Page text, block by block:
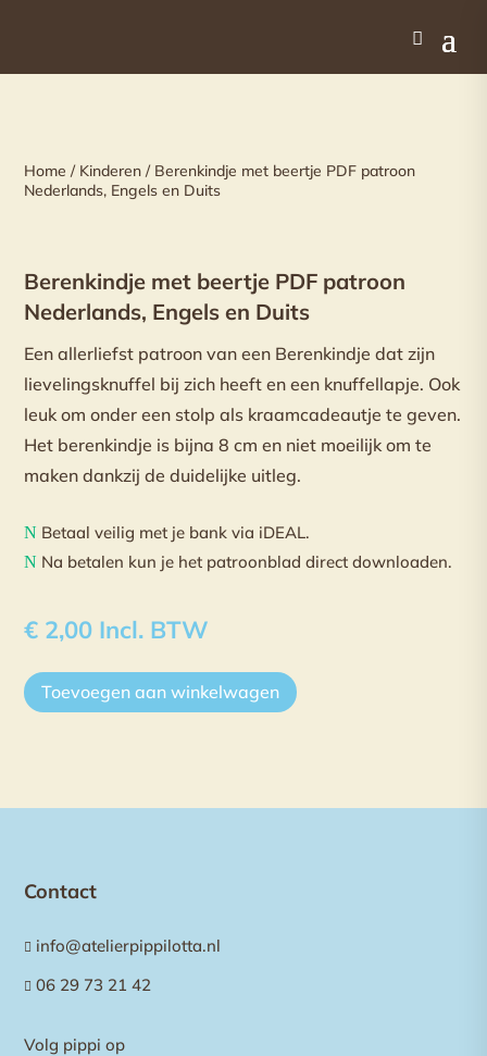
Home / Kinderen / Berenkindje met beertje PDF patroon
Nederlands, Engels en Duits
Berenkindje met beertje PDF patroon
Nederlands, Engels en Duits
Een allerliefst patroon van een Berenkindje dat zijn
lievelingsknuffel bij zich heeft en een knuffellapje. Ook
leuk om onder een stolp als kraamcadeautje te geven.
Het berenkindje is bijna 8 cm en niet moeilijk om te
maken dankzij de duidelijke uitleg.
N Betaal veilig met je bank via iDEAL.
N Na betalen kun je het patroonblad direct downloaden.
€ 2,00 Incl. BTW
Toevoegen aan winkelwagen
Contact
 info@atelierpippilotta.nl
 06 29 73 21 42
Volg pippi op